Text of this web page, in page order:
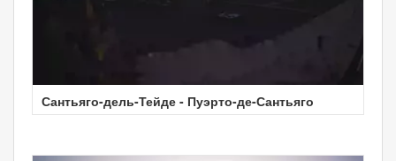
Сантьяго-дель-Тейде - Пуэрто-де-Сантьяго